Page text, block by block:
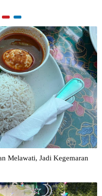
Melawati, Jadi Kegemaran